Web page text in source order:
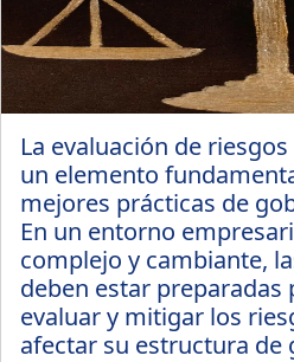
La evaluación de
un elemento
mejores prácticas de
En un entorno
complejo y cambiante,
deben estar preparadas
evaluar y mitigar los
afectar su estructura de